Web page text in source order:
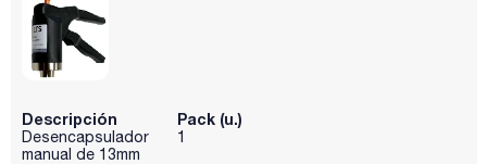
Descripción
Desencapsulador
manual de 13mm
Pack (u.)
1